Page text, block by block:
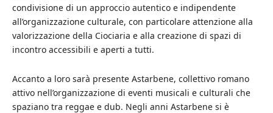
condivisione di un approccio autentico e indipendente
all’organizzazione culturale, con particolare attenzione alla
valorizzazione della Ciociaria e alla creazione di spazi di
incontro accessibili e aperti a tutti.
Accanto a loro sarà presente Astarbene, collettivo romano
attivo nell’organizzazione di eventi musicali e culturali che
spaziano tra reggae e dub. Negli anni Astarbene si è